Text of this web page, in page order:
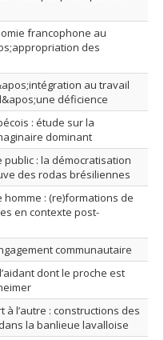
francophone au
des
au travail
déficience
: étude sur la
dominant
public : la démocratisation
des rodas brésiliennes
homme : (re)formations de
en contexte post-
communautaire
dont le proche est
à l’autre : constructions des
la banlieue lavalloise